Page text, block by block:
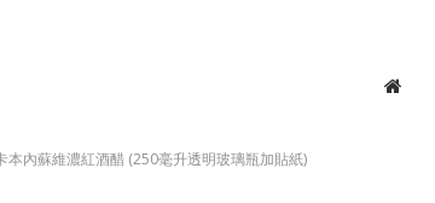
本內蘇維濃紅酒醋 (250毫升透明玻璃瓶加貼紙)